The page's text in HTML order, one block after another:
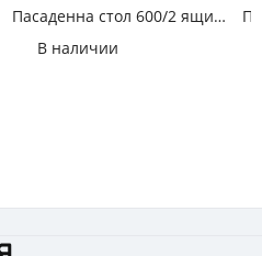
Пасаденна стол 600/2 ящика
В наличии